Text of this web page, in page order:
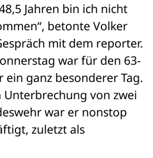
Jahren bin ich nicht
betonte Volker
mit dem reporter.
war für den 63-
ganz besonderer Tag.
von zwei
war er nonstop
zuletzt als